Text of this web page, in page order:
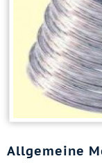
Allgemeine